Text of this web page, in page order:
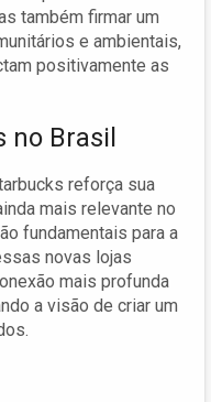
também firmar um
e ambientais,
positivamente as
no Brasil
reforça sua
mais relevante no
fundamentais para a
novas lojas
mais profunda
a visão de criar um